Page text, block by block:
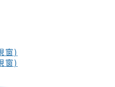
窗)
窗)